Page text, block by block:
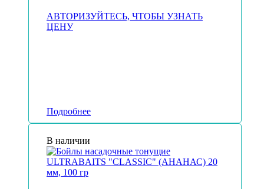
АВТОРИЗУЙТЕСЬ, ЧТОБЫ УЗНАТЬ
ЦЕНУ
Подробнее
В наличии